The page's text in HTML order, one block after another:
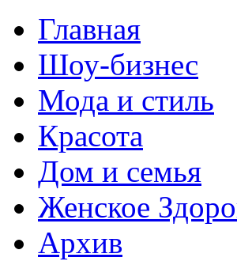
Главная
Шоу-бизнес
Мода и стиль
Красота
Дом и семья
Женское
Архив